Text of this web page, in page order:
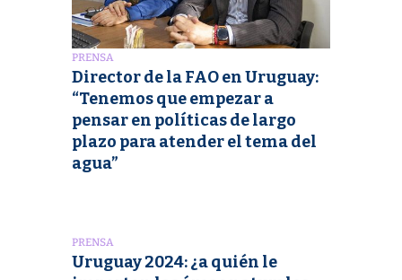
PRENSA
Director de la FAO en Uruguay:
“Tenemos que empezar a
pensar en políticas de largo
plazo para atender el tema del
agua”
PRENSA
Uruguay 2024: ¿a quién le